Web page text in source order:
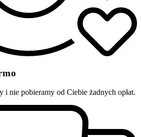
i nie pobieramy od Ciebie żadnych opłat.